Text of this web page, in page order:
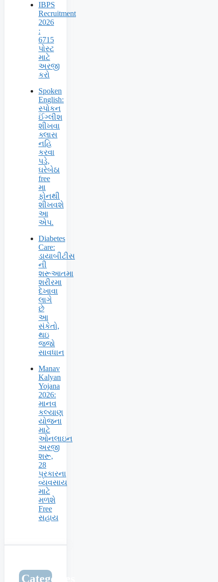
IBPS
Recruitment
2026
:
6715
પોસ્ટ
માટે
અરજી
કરો
Spoken
English:
સ્પોકન
ઈંગ્લીશ
શીખવા
ક્લાસ
નહિ
કરવા
પડે,
ઘરેબેઠા
free
મા
ફોનથી
શીખવશે
આ
એપ.
Diabetes
Care:
ડાયાબીટીસ
ની
શરૂઆતમા
શરીરમા
દેખાવા
લાગે
છે
આ
સંકેતો,
થઇ
જજો
સાવધાન
Manav
Kalyan
Yojana
2026:
માનવ
કલ્યાણ
યોજના
માટે
ઓનલાઇન
અરજી
શરૂ,
28
પ્રકારના
વ્યવસાય
માટે
મળશે
Free
સહાય
Categories